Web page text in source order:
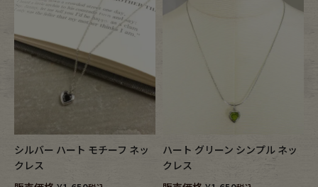
シルバー ハート モチーフ ネッ
クレス
ハート グリーン シンプル ネッ
クレス